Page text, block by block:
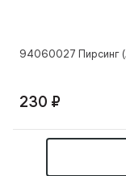
94060027 Пирсинг
230 ₽